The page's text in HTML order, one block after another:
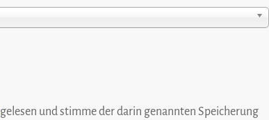
gelesen und stimme der darin genannten Speicherung